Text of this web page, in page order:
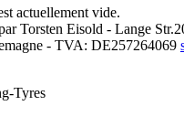
actuellement vide.
Torsten Eisold - Lange
- TVA: DE257264069
Tyres